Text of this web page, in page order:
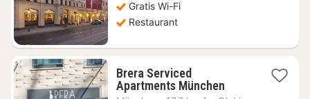
Gratis Wi-Fi
Restaurant
Brera Serviced
Apartments München1